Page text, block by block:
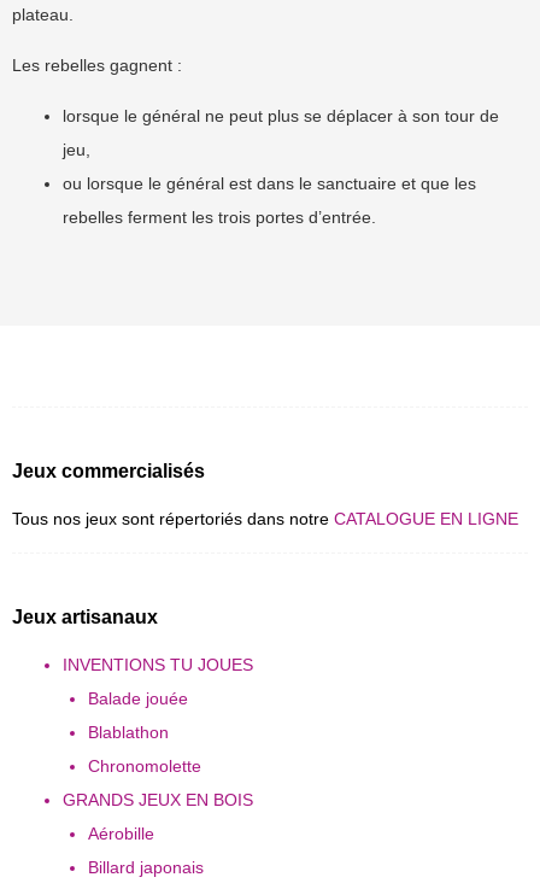
plateau.
Les rebelles gagnent :
lorsque le général ne peut plus se déplacer à son tour de
jeu,
ou lorsque le général est dans le sanctuaire et que les
rebelles ferment les trois portes d’entrée.
Jeux commercialisés
Tous nos jeux sont répertoriés dans notre CATALOGUE EN LIGNE
Jeux artisanaux
INVENTIONS TU JOUES
Balade jouée
Blablathon
Chronomolette
GRANDS JEUX EN BOIS
Aérobille
Billard japonais